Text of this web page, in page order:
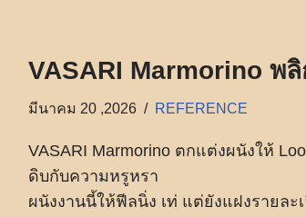
VASARI Marmorino พ
มีนาคม 20 ,2026 REFERENCE
VASARI Marmorino ตกแต่งผนังให้
ดิบกับความหรูหรา
ผนังงานนี้ให้ฟีลนิ่ง เท่ แต่ยังแฝงรายล